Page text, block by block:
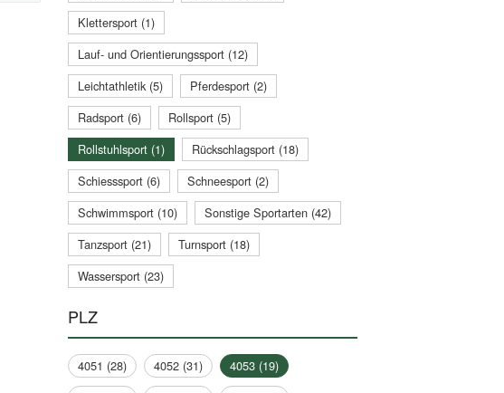
Klettersport (1)
Lauf- und Orientierungssport (12)
Leichtathletik (5)
Pferdesport (2)
Radsport (6)
Rollsport (5)
Rollstuhlsport (1)
Rückschlagsport (18)
Schiesssport (6)
Schneesport (2)
Schwimmsport (10)
Sonstige Sportarten (42)
Tanzsport (21)
Turnsport (18)
Wassersport (23)
PLZ
4051 (28) 4052 (31)
4053 (19)